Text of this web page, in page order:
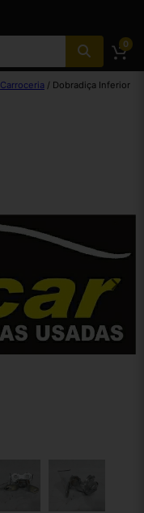
0
Carroceria / Dobradiça Inferior